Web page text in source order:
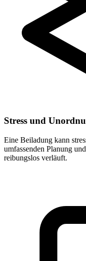
Stress und
Eine Beiladung kann
umfassenden Planung
reibungslos verläuft.